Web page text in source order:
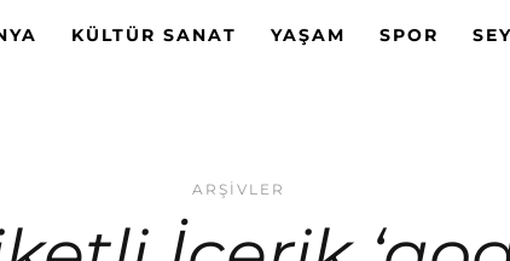
KÜLTÜR SANAT YAŞAM SPOR
ARŞIVLER